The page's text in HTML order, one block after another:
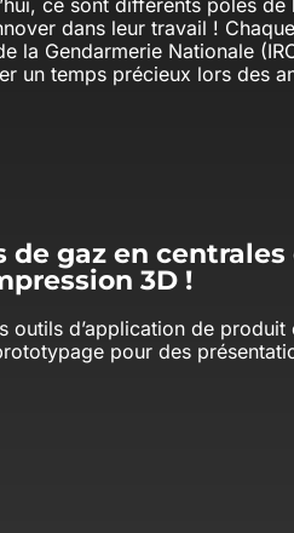
ce sont différents pôles
dans leur travail !
la Gendarmerie Nationale
un temps précieux lors des
de gaz en
3D !
outils d’application de
pour des